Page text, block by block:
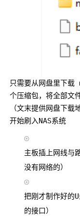
只需要从网盘里下
个压缩包，将全部文
（文末提供网盘下载
开始刷入NAS系统
主板插上网线与
没有网络的）
把刚才制作好的
的接口）